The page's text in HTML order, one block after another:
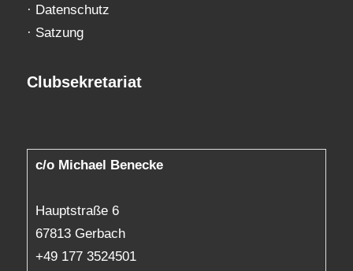
· Datenschutz
· Satzung
Clubsekretariat
c/o Michael Benecke
Hauptstraße 6
67813 Gerbach
+49 177 3524501